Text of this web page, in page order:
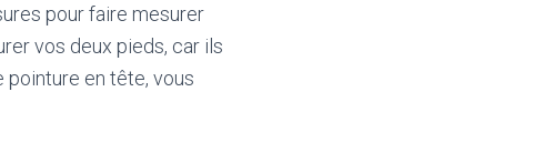
pour faire mesurer
vos deux pieds, car ils
en tête, vous